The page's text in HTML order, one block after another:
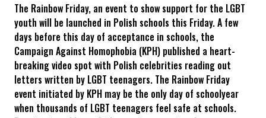
The Rainbow Friday, an event to show support for the LGBT
youth will be launched in Polish schools this Friday. A few
days before this day of acceptance in schools, the
Campaign Against Homophobia (KPH) published a heart-
breaking video spot with Polish celebrities reading out
letters written by LGBT teenagers. The Rainbow Friday
event initiated by KPH may be the only day of schoolyear
when thousands of LGBT teenagers feel safe at schools.